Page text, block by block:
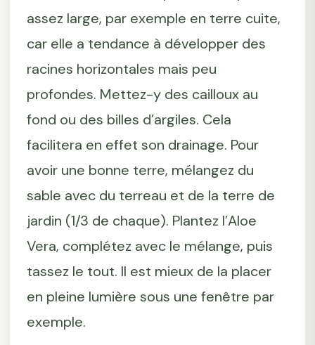
assez large, par exemple en terre cuite,
car elle a tendance à développer des
racines horizontales mais peu
profondes. Mettez-y des cailloux au
fond ou des billes d’argiles. Cela
facilitera en effet son drainage. Pour
avoir une bonne terre, mélangez du
sable avec du terreau et de la terre de
jardin (1/3 de chaque). Plantez l’Aloe
Vera, complétez avec le mélange, puis
tassez le tout. Il est mieux de la placer
en pleine lumière sous une fenêtre par
exemple.